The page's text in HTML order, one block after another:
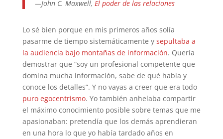
—John C. Maxwell, El poder de las relaciones
Lo sé bien porque en mis primeros años solía
pasarme de tiempo sistemáticamente y sepultaba a
la audiencia bajo montañas de información. Quería
demostrar que “soy un profesional competente que
domina mucha información, sabe de qué habla y
conoce los detalles”. Y no vayas a creer que era todo
puro egocentrismo. Yo también anhelaba compartir
el máximo conocimiento posible sobre temas que me
apasionaban: pretendía que los demás aprendieran
en una hora lo que yo había tardado años en